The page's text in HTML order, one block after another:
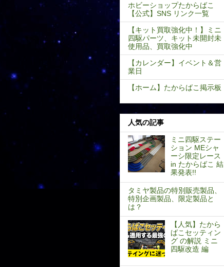
ホビーショップたからばこ
【公式】SNS リンク一覧
【キット買取強化中！】ミニ
四駆パーツ、キット未開封未
使用品、買取強化中
【カレンダー】イベント＆営
業日
【ホーム】たからばこ掲示板
人気の記事
ミニ四駆ステー
ション MEシャ
ーシ限定レース
in たからばこ 結
果発表!!
タミヤ製品の特別販売製品、
特別企画製品、限定製品と
は？
【人気】たから
ばこセッティン
グ の解説 ミニ
四駆改造 編